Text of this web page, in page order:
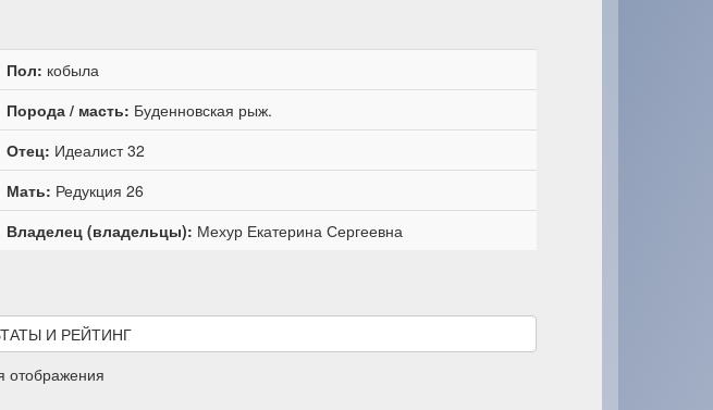
Пол: кобыла
Порода / масть: Буденновская рыж.
Отец: Идеалист 32
Мать: Редукция 26
Владелец (владельцы): Мехур Екатерина Сергеевна
И РЕЙТИНГ
отображения